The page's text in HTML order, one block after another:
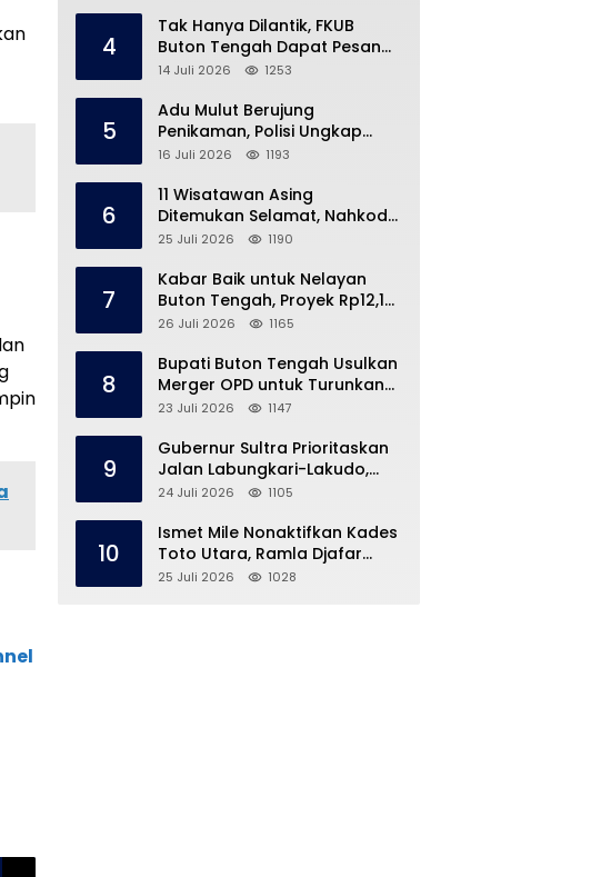
4
Tak Hanya Dilantik, FKUB
Buton Tengah Dapat Pesan
Khusus dari Bupati Azhari
14 Juli 2026 1253
5
Adu Mulut Berujung
Penikaman, Polisi Ungkap
Kronologi di Pasar Marisa
16 Juli 2026 1193
6
11 Wisatawan Asing
Ditemukan Selamat, Nahkoda
Speedboat Masih Hilang
25 Juli 2026 1190
7
Kabar Baik untuk Nelayan
Buton Tengah, Proyek Rp12,1
Miliar Akhirnya Dimulai
26 Juli 2026 1165
8
Bupati Buton Tengah Usulkan
Merger OPD untuk Turunkan
Belanja Pegawai APBD
23 Juli 2026 1147
9
Gubernur Sultra Prioritaskan
Jalan Labungkari-Lakudo,
Buteng Kebagian 1,7 Km
24 Juli 2026 1105
10
Ismet Mile Nonaktifkan Kades
Toto Utara, Ramla Djafar
Ungkap Versinya
25 Juli 2026 1028